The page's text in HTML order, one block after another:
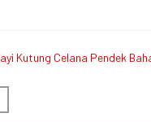
Kutung Celana Pendek